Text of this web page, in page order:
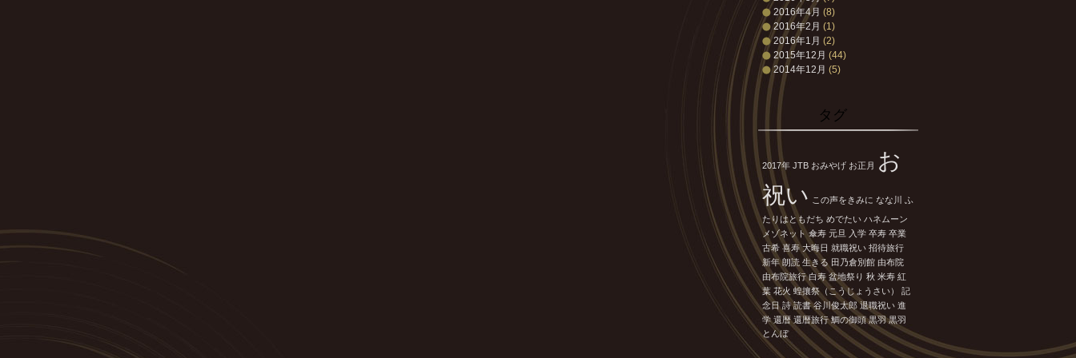
2016年4月 (8)
2016年2月 (1)
2016年1月 (2)
2015年12月 (44)
2014年12月 (5)
タグ
2017年 JTB おみやげ お正月 お
祝い この声をきみに なな川 ふ
たりはともだち めでたい ハネムーン
メゾネット 傘寿 元旦 入学 卒寿 卒業
古希 喜寿 大晦日 就職祝い 招待旅行
新年 朗読 生きる 田乃倉別館 由布院
由布院旅行 白寿 盆地祭り 秋 米寿 紅
葉 花火 蝗攘祭（こうじょうさい）
記
念日 詩 読書 谷川俊太郎 退職祝い 進
学 還暦 還暦旅行 鯛の御頭 黒羽 黒羽
とんぼ